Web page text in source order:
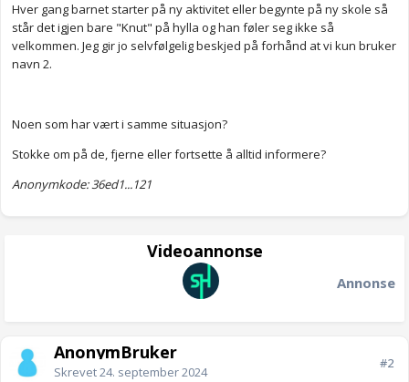
Hver gang barnet starter på ny aktivitet eller begynte på ny skole så
står det igjen bare "Knut" på hylla og han føler seg ikke så
velkommen. Jeg gir jo selvfølgelig beskjed på forhånd at vi kun bruker
navn 2.
Noen som har vært i samme situasjon?
Stokke om på de, fjerne eller fortsette å alltid informere?
Anonymkode: 36ed1...121
Videoannonse
Annonse
AnonymBruker
Skrevet24. september 2024
#2